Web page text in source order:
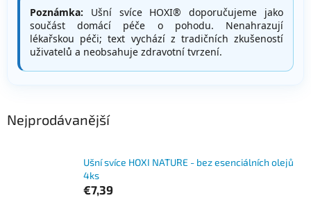
Poznámka: Ušní svíce HOXI® doporučujeme jako
součást domácí péče o pohodu. Nenahrazují
lékařskou péči; text vychází z tradičních zkušeností
uživatelů a neobsahuje zdravotní tvrzení.
Nejprodávanější
Ušní svíce HOXI NATURE - bez esenciálních olejů
4ks
€7,39